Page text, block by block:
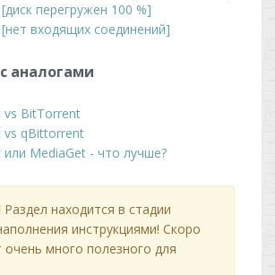
перегружен 100 %]
входящих соединений]
аналогами
vs BitTorrent
vs qBittorrent
MediaGet - что лучше?
Раздел находится в стадии
инструкциями! Скоро
очень много полезного для